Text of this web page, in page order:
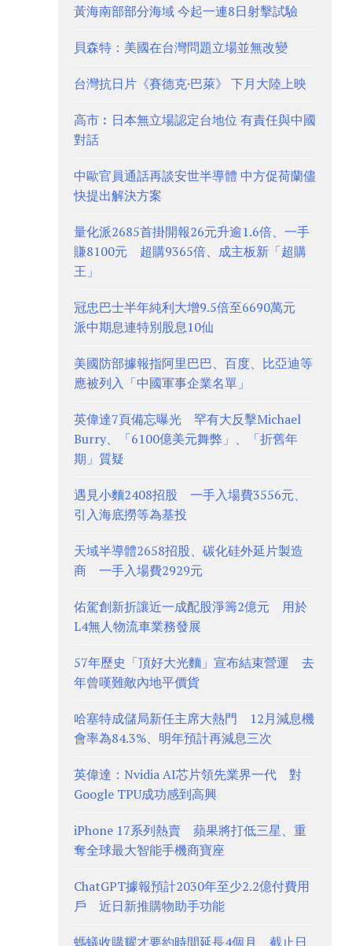
黃海南部部分海域 今起一連8日射擊試驗
貝森特：美國在台灣問題立場並無改變
台灣抗日片《賽德克·巴萊》 下月大陸上映
高市︰日本無立場認定台地位 有責任與中國
對話
中歐官員通話再談安世半導體 中方促荷蘭儘
快提出解決方案
量化派2685首掛開報26元升逾1.6倍、一手
賺8100元 超購9365倍、成主板新「超購
王」
冠忠巴士半年純利大增9.5倍至6690萬元
派中期息連特別股息10仙
美國防部據報指阿里巴巴、百度、比亞迪等
應被列入「中國軍事企業名單」
英偉達7頁備忘曝光 罕有大反擊Michael
Burry、「6100億美元舞弊」、「折舊年
期」質疑
遇見小麵2408招股 一手入場費3556元、
引入海底撈等為基投
天域半導體2658招股、碳化硅外延片製造
商 一手入場費2929元
佑駕創新折讓近一成配股淨籌2億元 用於
L4無人物流車業務發展
57年歷史「頂好大光麵」宣布結束營運 去
年曾嘆難敵內地平價貨
哈塞特成儲局新任主席大熱門 12月減息機
會率為84.3%、明年預計再減息三次
英偉達：Nvidia AI芯片領先業界一代 對
Google TPU成功感到高興
iPhone 17系列熱賣 蘋果將打低三星、重
奪全球最大智能手機商寶座
ChatGPT據報預計2030年至少2.2億付費用
戶 近日新推購物助手功能
螞蟻收購耀才要約時間延長4個月 截止日